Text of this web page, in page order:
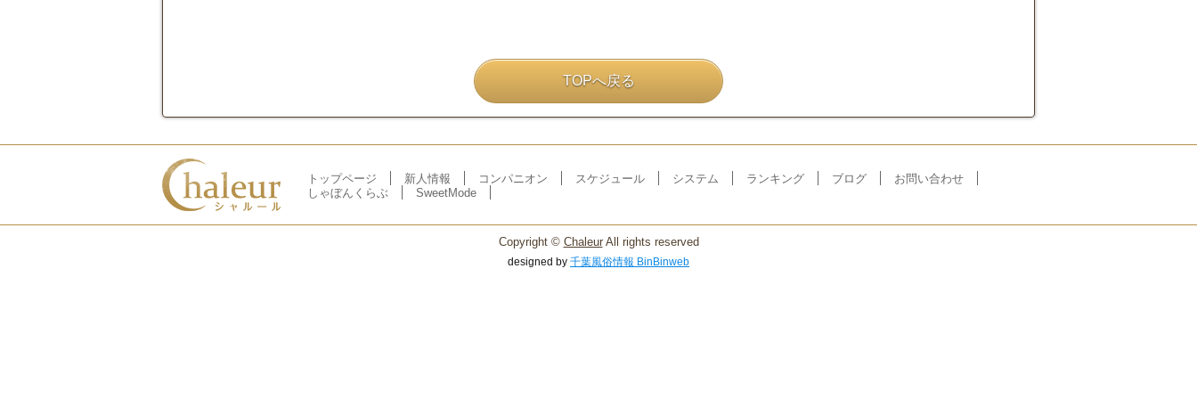
TOPへ戻る
トップページ 新人情報 コンパニオン スケジュール システム ランキング ブログ
お問い合わせ
しゃぼんくらぶ
SweetMode
Copyright © ChaleurAll rights reserved
designed by 千葉風俗情報 BinBinweb